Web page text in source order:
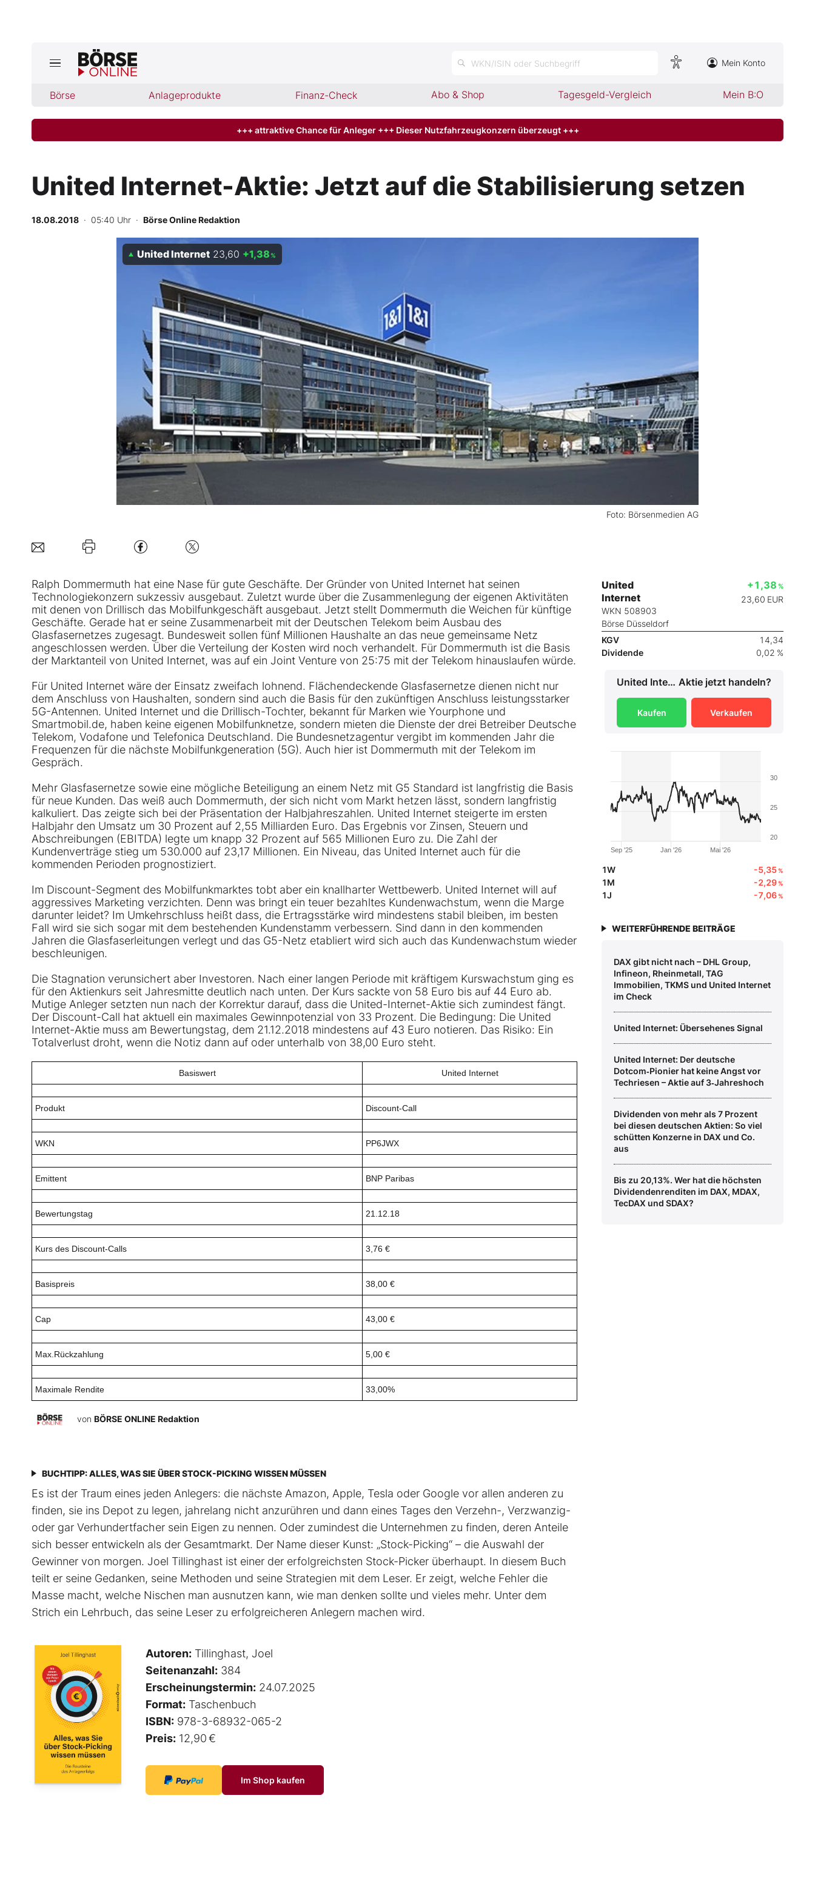
WKN/ISIN oder Suchbegriff Mein Konto
Börse Anlageprodukte Finanz-Check Abo & Shop Tagesgeld-Vergleich Mein B:O
Jetzt aktuelle Ausgabe BÖRSE ONLINE lesen
Finanz-Check
Abo & Shop
BO-Musterdepots
Mein Konto
Folgen Sie uns
Kontakt
+++ attraktive Chance für Anleger +++ Dieser Nutzfahrzeugkonzern überzeugt +++
United Internet-Aktie: Jetzt auf die Stabilisierung setzen
18.08.2018 · 05:40 Uhr · Börse Online Redaktion
Foto: Börsenmedien AG
United Internet 23,60 +1,38 %
Ralph Dommermuth hat eine Nase für gute Geschäfte. Der Gründer von United Internet hat seinen
Technologiekonzern sukzessiv ausgebaut. Zuletzt wurde über die Zusammenlegung der eigenen Aktivitäten
mit denen von Drillisch das Mobilfunkgeschäft ausgebaut. Jetzt stellt Dommermuth die Weichen für künftige
Geschäfte. Gerade hat er seine Zusammenarbeit mit der Deutschen Telekom beim Ausbau des
Glasfasernetzes zugesagt. Bundesweit sollen fünf Millionen Haushalte an das neue gemeinsame Netz
angeschlossen werden. Über die Verteilung der Kosten wird noch verhandelt. Für Dommermuth ist die Basis
der Marktanteil von United Internet, was auf ein Joint Venture von 25:75 mit der Telekom hinauslaufen würde.
Für United Internet wäre der Einsatz zweifach lohnend. Flächendeckende Glasfasernetze dienen nicht nur
dem Anschluss von Haushalten, sondern sind auch die Basis für den zukünftigen Anschluss leistungsstarker
5G-Antennen. United Internet und die Drillisch-Tochter, bekannt für Marken wie Yourphone und
Smartmobil.de, haben keine eigenen Mobilfunknetze, sondern mieten die Dienste der drei Betreiber Deutsche
Telekom, Vodafone und Telefonica Deutschland. Die Bundesnetzagentur vergibt im kommenden Jahr die
Frequenzen für die nächste Mobilfunkgeneration (5G). Auch hier ist Dommermuth mit der Telekom im
Gespräch.
Mehr Glasfasernetze sowie eine mögliche Beteiligung an einem Netz mit G5 Standard ist langfristig die Basis
für neue Kunden. Das weiß auch Dommermuth, der sich nicht vom Markt hetzen lässt, sondern langfristig
kalkuliert. Das zeigte sich bei der Präsentation der Halbjahreszahlen. United Internet steigerte im ersten
Halbjahr den Umsatz um 30 Prozent auf 2,55 Milliarden Euro. Das Ergebnis vor Zinsen, Steuern und
Abschreibungen (EBITDA) legte um knapp 32 Prozent auf 565 Millionen Euro zu. Die Zahl der
Kundenverträge stieg um 530.000 auf 23,17 Millionen. Ein Niveau, das United Internet auch für die
kommenden Perioden prognostiziert.
Im Discount-Segment des Mobilfunkmarktes tobt aber ein knallharter Wettbewerb. United Internet will auf
aggressives Marketing verzichten. Denn was bringt ein teuer bezahltes Kundenwachstum, wenn die Marge
darunter leidet? Im Umkehrschluss heißt dass, die Ertragsstärke wird mindestens stabil bleiben, im besten
Fall wird sie sich sogar mit dem bestehenden Kundenstamm verbessern. Sind dann in den kommenden
Jahren die Glasfaserleitungen verlegt und das G5-Netz etabliert wird sich auch das Kundenwachstum wieder
beschleunigen.
Die Stagnation verunsichert aber Investoren. Nach einer langen Periode mit kräftigem Kurswachstum ging es
für den Aktienkurs seit Jahresmitte deutlich nach unten. Der Kurs sackte von 58 Euro bis auf 44 Euro ab.
Mutige Anleger setzten nun nach der Korrektur darauf, dass die United-Internet-Aktie sich zumindest fängt.
Der Discount-Call hat aktuell ein maximales Gewinnpotenzial von 33 Prozent. Die Bedingung: Die United
Internet-Aktie muss am Bewertungstag, dem 21.12.2018 mindestens auf 43 Euro notieren. Das Risiko: Ein
Totalverlust droht, wenn die Notiz dann auf oder unterhalb von 38,00 Euro steht.
Basiswert United Internet
Produkt Discount-Call
WKN PP6JWX
Emittent BNP Paribas
Bewertungstag 21.12.18
Kurs des Discount-Calls 3,76 €
Basispreis 38,00 €
Cap 43,00 €
Max.Rückzahlung 5,00 €
Maximale Rendite 33,00%
von BÖRSE ONLINE Redaktion
BUCHTIPP: ALLES, WAS SIE ÜBER STOCK-PICKING WISSEN MÜSSEN
Es ist der Traum eines jeden Anlegers: die nächste Amazon, Apple, Tesla oder Google vor allen anderen zu
finden, sie ins Depot zu legen, jahrelang nicht anzurühren und dann eines Tages den Verzehn-, Verzwanzig-
oder gar Verhundertfacher sein Eigen zu nennen. Oder zumindest die Unternehmen zu finden, deren Anteile
sich besser entwickeln als der Gesamtmarkt. Der Name dieser Kunst: „Stock-Picking“ – die Auswahl der
Gewinner von morgen. Joel Tillinghast ist einer der erfolgreichsten Stock-Picker überhaupt. In diesem Buch
teilt er seine Gedanken, seine Methoden und seine Strategien mit dem Leser. Er zeigt, welche Fehler die
Masse macht, welche Nischen man ausnutzen kann, wie man denken sollte und vieles mehr. Unter dem
Strich ein Lehrbuch, das seine Leser zu erfolgreicheren Anlegern machen wird.
Autoren: Tillinghast, Joel
Seitenanzahl: 384
Erscheinungstermin: 24.07.2025
Format: Taschenbuch
ISBN: 978-3-68932-065-2
Preis: 12,90 €
Im Shop kaufen
United
Internet
WKN 508903
Börse Düsseldorf
+1,38 %
23,60 EUR
KGV
14,34
Dividende
0,02 %
United Internet Aktie jetzt handeln?
Kaufen Verkaufen
Jan '26
Sep '25 Mai '26
20
25
30
1W -5,35%
1M -2,29%
1J -7,06%
WEITERFÜHRENDE BEITRÄGE
DAX gibt nicht nach – DHL Group,
Infineon, Rheinmetall, TAG
Immobilien, TKMS und United Internet
im Check
United Internet: Übersehenes Signal
United Internet: Der deutsche
Dotcom‑Pionier hat keine Angst vor
Techriesen – Aktie auf 3‑Jahreshoch
Dividenden von mehr als 7 Prozent
bei diesen deutschen Aktien: So viel
schütten Konzerne in DAX und Co.
aus
Bis zu 20,13%. Wer hat die höchsten
Dividendenrenditen im DAX, MDAX,
TecDAX und SDAX?